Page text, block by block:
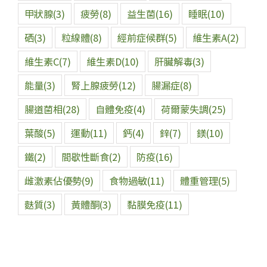
甲狀腺(3) 疲勞(8) 益生菌(16) 睡眠(10)
硒(3) 粒線體(8) 經前症候群(5) 維生素A(2)
維生素C(7) 維生素D(10) 肝臟解毒(3)
能量(3) 腎上腺疲勞(12) 腸漏症(8)
腸道菌相(28) 自體免疫(4) 荷爾蒙失調(25)
葉酸(5) 運動(11) 鈣(4) 鋅(7) 鎂(10)
鐵(2) 間歇性斷食(2) 防疫(16)
雌激素佔優勢(9) 食物過敏(11) 體重管理(5)
麩質(3) 黃體酮(3) 黏膜免疫(11)